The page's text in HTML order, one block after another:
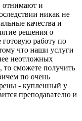
отнимают и
никак не
качества и
решения о
готовую работу по
что наши услуги
неотложных
сможете получить
по очень
- купленный у
преподавателю и